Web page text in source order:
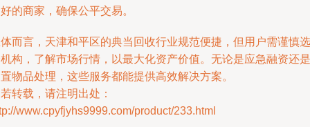
的商家，确保公平交易。
而言，天津和平区的典当回收行业规范便捷，但用户需谨慎选
构，了解市场行情，以最大化资产价值。无论是应急融资还是
物品处理，这些服务都能提供高效解决方案。
转载，请注明出处：
www.cpyfjyhs9999.com/product/233.html